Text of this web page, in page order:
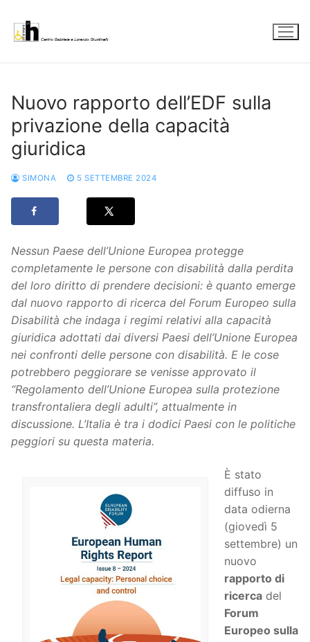
contenuto
Nuovo rapporto dell’EDF sulla
privazione della capacità
giuridica
SIMONA 5 SETTEMBRE 2024
Nessun Paese dell’Unione Europea protegge
completamente le persone con disabilità dalla perdita
del loro diritto di prendere decisioni: è quanto emerge
dal nuovo rapporto di ricerca del Forum Europeo sulla
Disabilità che indaga i regimi relativi alla capacità
giuridica adottati dai diversi Paesi dell’Unione Europea
nei confronti delle persone con disabilità. E le cose
potrebbero peggiorare se venisse approvato il
“Regolamento dell’Unione Europea sulla protezione
transfrontaliera degli adulti”, attualmente in
discussione. L’Italia è tra i dodici Paesi con le politiche
peggiori su questa materia.
È stato
diffuso in
data odierna
(giovedì 5
settembre) un
nuovo
rapporto di
ricercadel
Forum
Europeo sulla